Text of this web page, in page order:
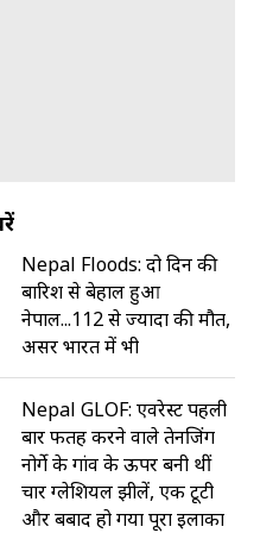
Nepal Floods: दो दिन की
बारिश से बेहाल हुआ
नेपाल...112 से ज्यादा की मौत,
असर भारत में भी
Nepal GLOF: एवरेस्ट पहली
बार फतह करने वाले तेनजिंग
नोर्गे के गांव के ऊपर बनी थीं
चार ग्लेशियल झीलें, एक टूटी
और बर्बाद हो गया पूरा इलाका